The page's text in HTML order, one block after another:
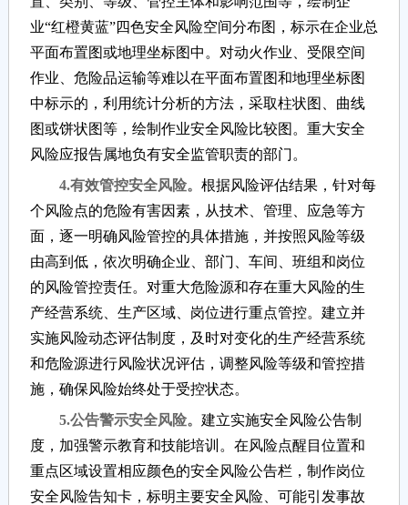
业“红橙黄蓝”四色安全风险空间分布图，标示在企业总
平面布置图或地理坐标图中。对动火作业、受限空间
作业、危险品运输等难以在平面布置图和地理坐标图
中标示的，利用统计分析的方法，采取柱状图、曲线
图或饼状图等，绘制作业安全风险比较图。重大安全
风险应报告属地负有安全监管职责的部门。
4.有效管控安全风险。 根据风险评估结果，针对每
个风险点的危险有害因素，从技术、管理、应急等方
面，逐一明确风险管控的具体措施，并按照风险等级
由高到低，依次明确企业、部门、车间、班组和岗位
的风险管控责任。对重大危险源和存在重大风险的生
产经营系统、生产区域、岗位进行重点管控。建立并
实施风险动态评估制度，及时对变化的生产经营系统
和危险源进行风险状况评估，调整风险等级和管控措
施，确保风险始终处于受控状态。
5.公告警示安全风险。 建立实施安全风险公告制
度，加强警示教育和技能培训。在风险点醒目位置和
重点区域设置相应颜色的安全风险公告栏，制作岗位
安全风险告知卡，标明主要安全风险、可能引发事故